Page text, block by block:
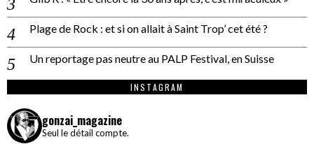
Plage de Rock : et si on allait à Saint Trop’ cet été ?
Un reportage pas neutre au PALP Festival, en Suisse
INSTAGRAM
gonzai_magazine
Seul le détail compte.